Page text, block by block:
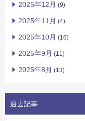
2025年12月 (9)
2025年11月 (4)
2025年10月 (16)
2025年9月 (11)
2025年8月 (13)
過去記事